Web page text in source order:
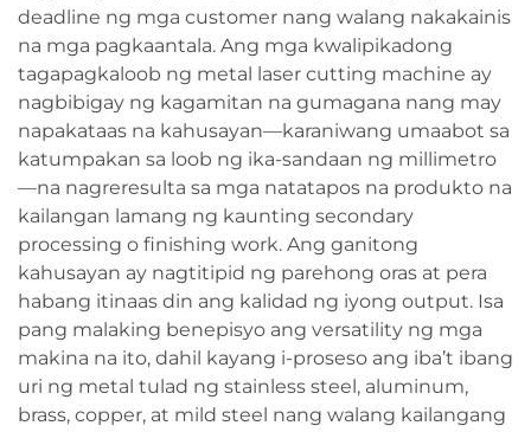
deadline ng mga customer nang walang nakakainis
na mga pagkaantala. Ang mga kwalipikadong
tagapagkaloob ng metal laser cutting machine ay
nagbibigay ng kagamitan na gumagana nang may
napakataas na kahusayan—karaniwang umaabot sa
katumpakan sa loob ng ika-sandaan ng millimetro
—na nagreresulta sa mga natatapos na produkto na
kailangan lamang ng kaunting secondary
processing o finishing work. Ang ganitong
kahusayan ay nagtitipid ng parehong oras at pera
habang itinaas din ang kalidad ng iyong output. Isa
pang malaking benepisyo ang versatility ng mga
makina na ito, dahil kayang i-proseso ang iba’t ibang
uri ng metal tulad ng stainless steel, aluminum,
brass, copper, at mild steel nang walang kailangang